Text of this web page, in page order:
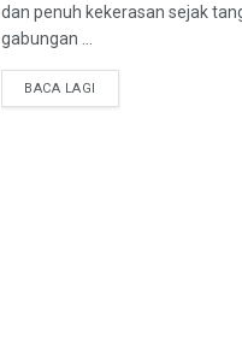
dan penuh kekerasan sejak
gabungan ...
BACA LAGI